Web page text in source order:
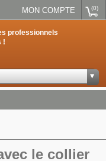
(0)
MON COMPTE
professionnels
!
le collier